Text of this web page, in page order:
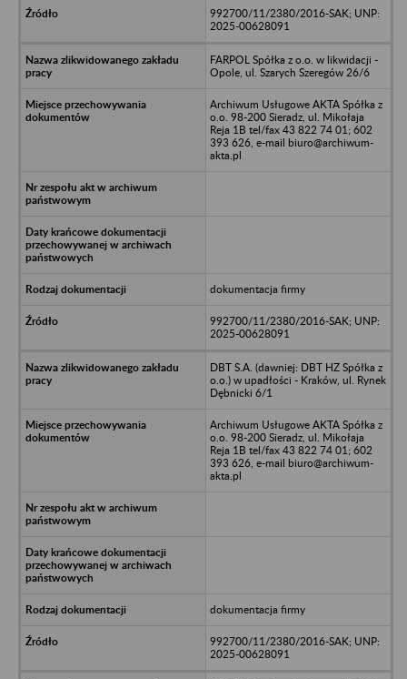
992700/11/2380/2016-SAK; UNP:
2025-00628091
FARPOL Spółka z o.o. w likwidacji -
Opole, ul. Szarych Szeregów 26/6
Archiwum Usługowe AKTA Spółka z
o.o. 98-200 Sieradz, ul. Mikołaja
Reja 1B tel/fax 43 822 74 01; 602
393 626, e-mail biuro@archiwum-
akta.pl
dokumentacja firmy
992700/11/2380/2016-SAK; UNP:
2025-00628091
DBT S.A. (dawniej: DBT HZ Spółka z
o.o.) w upadłości - Kraków, ul. Rynek
Dębnicki 6/1
Archiwum Usługowe AKTA Spółka z
o.o. 98-200 Sieradz, ul. Mikołaja
Reja 1B tel/fax 43 822 74 01; 602
393 626, e-mail biuro@archiwum-
akta.pl
dokumentacja firmy
992700/11/2380/2016-SAK; UNP:
2025-00628091